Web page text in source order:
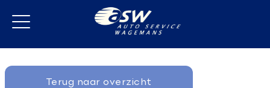
Terug naar overzicht